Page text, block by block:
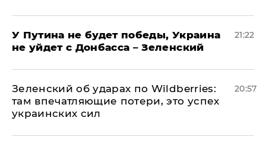
У Путина не будет победы, Украина
не уйдет с Донбасса – Зеленский
21:22
Зеленский об ударах по Wildberries:
там впечатляющие потери, это успех
украинских сил
20:57